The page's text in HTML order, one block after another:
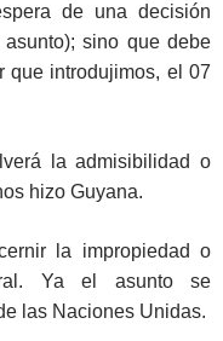
de una decisión
sino que debe
que introdujimos, el 07
la admisibilidad o
hizo Guyana.
la impropiedad o
Ya el asunto se
las Naciones Unidas.